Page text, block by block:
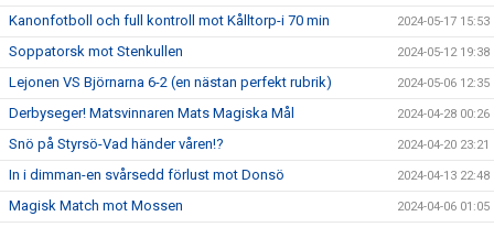
Kanonfotboll och full kontroll mot Kålltorp-i 70 min 2024-05-17 15:53
Soppatorsk mot Stenkullen 2024-05-12 19:38
Lejonen VS Björnarna 6-2 (en nästan perfekt rubrik) 2024-05-06 12:35
Derbyseger! Matsvinnaren Mats Magiska Mål 2024-04-28 00:26
Snö på Styrsö-Vad händer våren!? 2024-04-20 23:21
In i dimman-en svårsedd förlust mot Donsö 2024-04-13 22:48
Magisk Match mot Mossen 2024-04-06 01:05